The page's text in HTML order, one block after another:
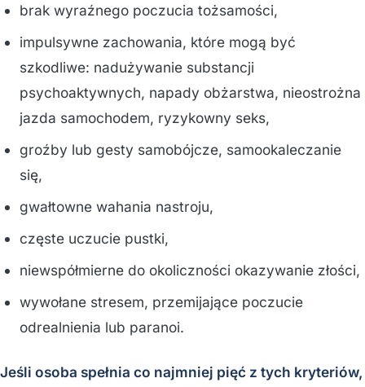
brak wyraźnego poczucia tożsamości,
impulsywne zachowania, które mogą być
szkodliwe: nadużywanie substancji
psychoaktywnych, napady obżarstwa, nieostrożna
jazda samochodem, ryzykowny seks,
groźby lub gesty samobójcze, samookaleczanie
się,
gwałtowne wahania nastroju,
częste uczucie pustki,
niewspółmierne do okoliczności okazywanie złości,
wywołane stresem, przemijające poczucie
odrealnienia lub paranoi.
Jeśli osoba spełnia co najmniej pięć z tych kryteriów,